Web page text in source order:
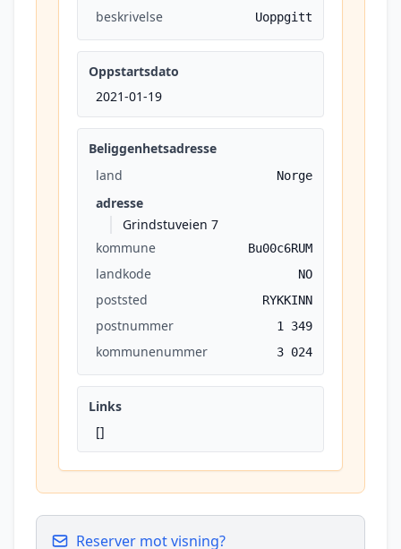
beskrivelse Uoppgitt
Oppstartsdato
2021-01-19
Beliggenhetsadresse
land
Norge
adresse
Grindstuveien 7
kommune
Bu00c6RUM
landkode NO
poststed RYKKINN
postnummer 1 349
kommunenummer 3 024
Links
[]
Reserver mot visning?